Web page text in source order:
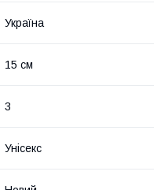
Україна
15 см
3
Унісекс